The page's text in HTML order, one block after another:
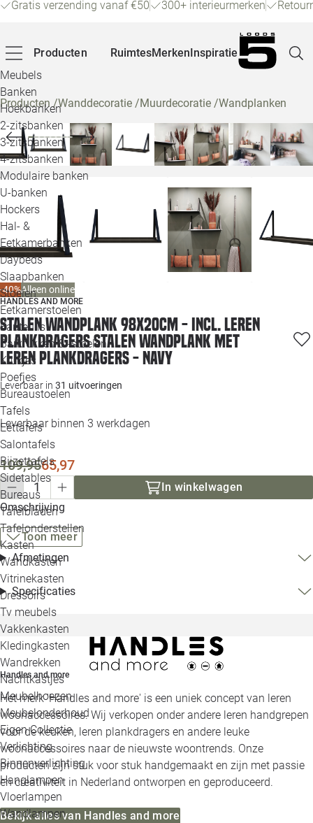
Gratis verzending vanaf €50 300+ interieurmerken
Producten
Meubels
Banken
Hoekbanken
2-zitsbanken
3-zitsbanken
4-zitsbanken
Modulaire banken
U-banken
Hockers
Hal- &
Eetkamerbanken
Daybeds
Slaapbanken
Stoelen
Eetkamerstoelen
Fauteuils
Barkrukken & -stoelen
Krukjes
Poefjes
Bureaustoelen
Tafels
Eettafels
Salontafels
Bijzettafels
Sidetables
Bureaus
Tafelbladen
Tafelonderstellen
Kasten
Wandkasten
Vitrinekasten
Dressoirs
Tv meubels
Vakkenkasten
Kledingkasten
Wandrekken
Nachtkastjes
Meubelhoezen
Meubelonderhoud
Eigen Collectie
Verlichting
Binnenverlichting
Hanglampen
Vloerlampen
Wandlampen
RuimtesMerkenInspiratie
Producten/Wanddecoratie /Muurdecoratie /Wandplanken
-40%Alleen online
HANDLES AND MORE
Stalen wandplank 98x20cm - incl. leren
plankdragers Stalen wandplank met
leren plankdragers - Navy
Leverbaar in 31 uitvoeringen
Leverbaar binnen 3 werkdagen
109,9565,97
In winkelwagen
Omschrijving
Toon meer
Afmetingen
Specificaties
Handles and more
Het merk 'Handles and more' is een uniek concept van leren
woonaccessoires. Wij verkopen onder andere leren handgrepen
voor de keuken, leren plankdragers en andere leuke
woonaccessoires naar de nieuwste woontrends. Onze
producten zijn stuk voor stuk handgemaakt en zijn met passie
en creativiteit in Nederland ontworpen en geproduceerd.
Bekijk alles van Handles and more